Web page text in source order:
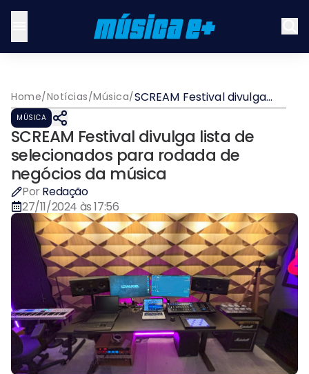
Home/Notícias/Música/SCREAM Festival divulga
lista de selecionados para
música
MÚSICA
SCREAM Festival divulga lista de
selecionados para rodada de
negócios da música
Por Redação
27/11/2024 às 17:56